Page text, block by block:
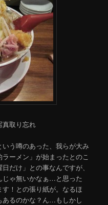
真取り忘れ
う噂のあった、我らが大み
ーメン」が始まったとのこ
だけ」との事なんですが、
じゃ無いかなぁ…と思った
！との張り紙が。なるほ
あるのかな？ん…もしかし